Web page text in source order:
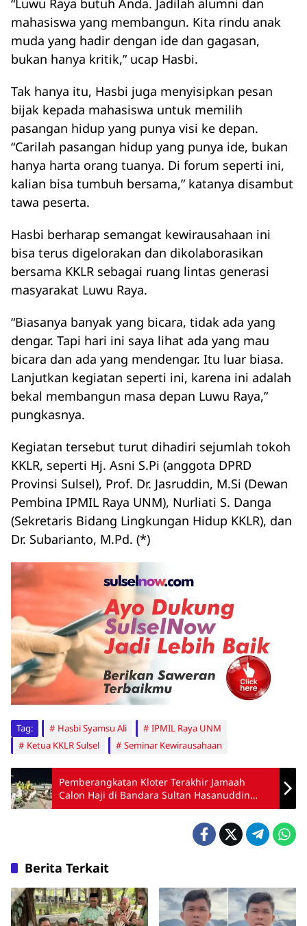
“Luwu Raya butuh Anda. Jadilah alumni dan
mahasiswa yang membangun. Kita rindu anak
muda yang hadir dengan ide dan gagasan,
bukan hanya kritik,” ucap Hasbi.
Tak hanya itu, Hasbi juga menyisipkan pesan
bijak kepada mahasiswa untuk memilih
pasangan hidup yang punya visi ke depan.
“Carilah pasangan hidup yang punya ide, bukan
hanya harta orang tuanya. Di forum seperti ini,
kalian bisa tumbuh bersama,” katanya disambut
tawa peserta.
Hasbi berharap semangat kewirausahaan ini
bisa terus digelorakan dan dikolaborasikan
bersama KKLR sebagai ruang lintas generasi
masyarakat Luwu Raya.
“Biasanya banyak yang bicara, tidak ada yang
dengar. Tapi hari ini saya lihat ada yang mau
bicara dan ada yang mendengar. Itu luar biasa.
Lanjutkan kegiatan seperti ini, karena ini adalah
bekal membangun masa depan Luwu Raya,”
pungkasnya.
Kegiatan tersebut turut dihadiri sejumlah tokoh
KKLR, seperti Hj. Asni S.Pi (anggota DPRD
Provinsi Sulsel), Prof. Dr. Jasruddin, M.Si (Dewan
Pembina IPMIL Raya UNM), Nurliati S. Danga
(Sekretaris Bidang Lingkungan Hidup KKLR), dan
Dr. Subarianto, M.Pd. (*)
Tag: Hasbi Syamsu Ali
IPMIL Raya UNM
Ketua KKLR Sulsel
Seminar Kewirausahaan
Pemberangkatan Kloter Terakhir Jamaah
Calon Haji di Bandara Sultan Hasanuddin
Berjalan Lancar
Berita Terkait